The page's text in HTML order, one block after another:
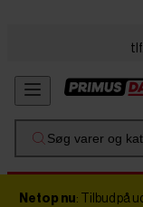
Søg varer og
Netop nu: Tilbud på